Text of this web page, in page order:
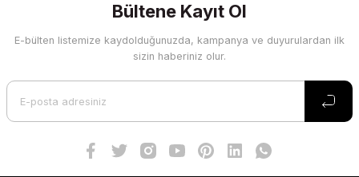
Bültene Kayıt Ol
E-bülten listemize kaydolduğunuzda, kampanya ve duyurulardan ilk
sizin haberiniz olur.